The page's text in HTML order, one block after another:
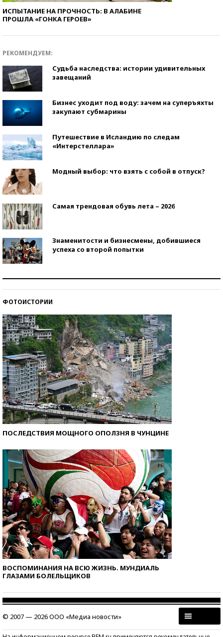
ИСПЫТАНИЕ НА ПРОЧНОСТЬ: В АЛАБИНЕ
ПРОШЛА «ГОНКА ГЕРОЕВ»
РЕКОМЕНДУЕМ:
Судьба наследства: истории удивительных
завещаний
Бизнес уходит под воду: зачем на суперъяхты
закупают субмарины
Путешествие в Исландию по следам
«Интерстеллара»
Модный выбор: что взять с собой в отпуск?
Самая трендовая обувь лета – 2026
Знаменитости и бизнесмены, добившиеся
успеха со второй попытки
ФОТОИСТОРИИ
ПОСЛЕДСТВИЯ МОЩНОГО ОПОЛЗНЯ В ЧУНЦИНЕ
ВОСПОМИНАНИЯ НА ВСЮ ЖИЗНЬ. МУНДИАЛЬ
ГЛАЗАМИ БОЛЕЛЬЩИКОВ
© 2007 — 2026 ООО «Медиа новости»